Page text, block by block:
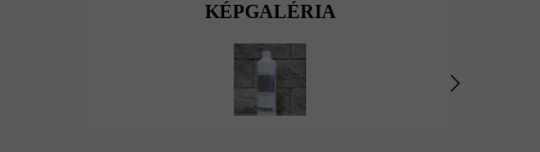
KÉPGALÉRIA